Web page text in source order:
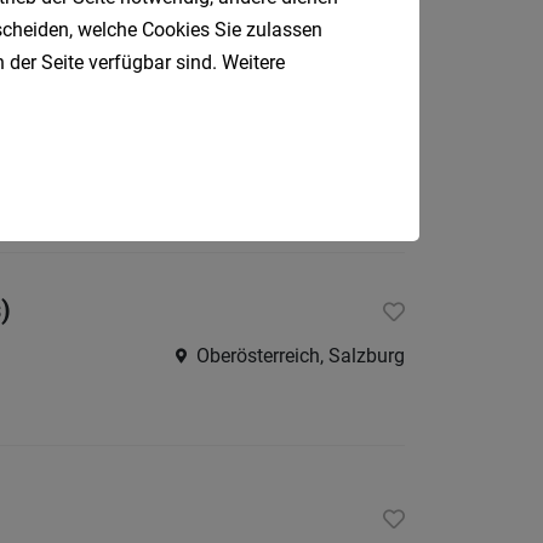
Oberösterreich, Salzburg
welche Cookies Sie zulassen
Seite verfügbar sind. Weitere